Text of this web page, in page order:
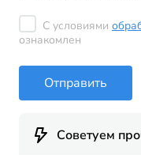
С условиями
ознакомлен
Отправить
Советуем